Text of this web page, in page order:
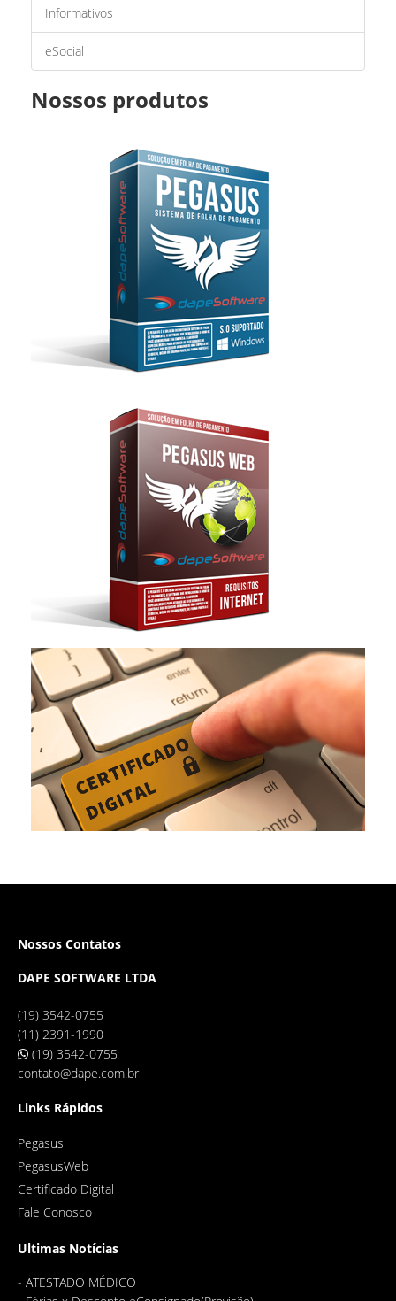
Informativos
eSocial
Nossos produtos
Nossos Contatos
DAPE SOFTWARE LTDA
(19) 3542-0755
(11) 2391-1990
(19) 3542-0755
contato@dape.com.br
Links Rápidos
Pegasus
PegasusWeb
Certificado Digital
Fale Conosco
Ultimas Notícias
- ATESTADO MÉDICO